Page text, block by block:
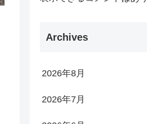
Archives
2026年8月
2026年7月